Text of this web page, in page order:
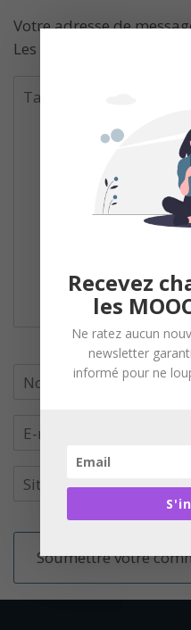
Votre adresse de
Les champs obligatoires
Recevez
les
Ne ratez aucun
newsletter
informé pour ne